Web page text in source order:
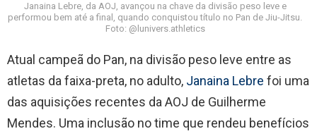
Janaina Lebre, da AOJ, avançou na chave da divisão peso leve e
performou bem até a final, quando conquistou título no Pan de Jiu-Jitsu.
Foto: @lunivers.athletics
Atual campeã do Pan, na divisão peso leve entre as
atletas da faixa-preta, no adulto, Janaina Lebre foi uma
das aquisições recentes da AOJ de Guilherme
Mendes. Uma inclusão no time que rendeu benefícios